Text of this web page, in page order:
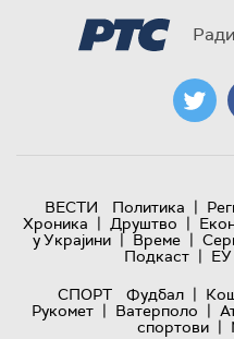
ВЕСТИ Политика |
Хроника | Друштво |
у Украјини | Време |
Подкаст | ЕУ
СПОРТ
Фудбал |
Рукомет | Ватерполо |
спортови |